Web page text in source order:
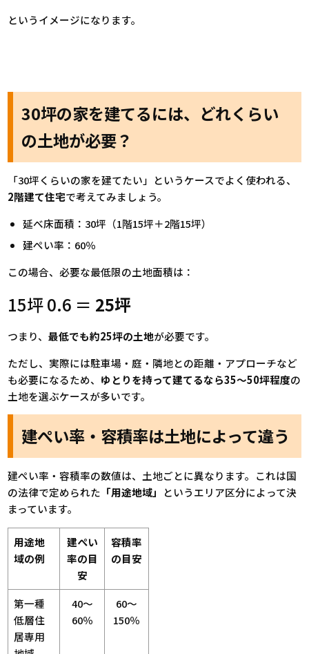
というイメージになります。
30坪の家を建てるには、どれくらい
の土地が必要？
「30坪くらいの家を建てたい」というケースでよく使われる、
2階建て住宅で考えてみましょう。
延べ床面積：30坪（1階15坪＋2階15坪）
建ぺい率：60％
この場合、必要な最低限の土地面積は：
15坪0.6 ＝ 25坪
つまり、最低でも約25坪の土地が必要です。
ただし、実際には駐車場・庭・隣地との距離・アプローチなど
も必要になるため、 ゆとりを持って建てるなら35〜50坪程度の
土地を選ぶケースが多いです。
建ぺい率・容積率は土地によって違う
建ぺい率・容積率の数値は、土地ごとに異なります。これは国
の法律で定められた 「用途地域」
というエリア区分によって決
まっています。
用途地
域の例
建ぺい
率の目
安
容積率
の目安
第一種
低層住
居専用
40〜
60％
60〜
150％